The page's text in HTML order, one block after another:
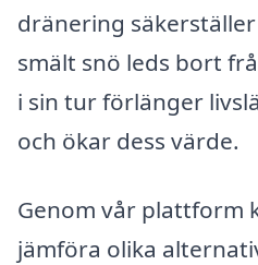
dränering
smält snö leds bort
i sin tur förlänger
och ökar dess värde.
Genom vår plattform
jämföra olika